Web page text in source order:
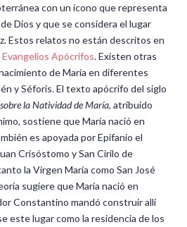
con un ícono que representa
Dios y que se considera el lugar
Estos relatos no están descritos en
Evangelios Apócrifos. Existen otras
de María en diferentes
y Séforis. El texto apócrifo del siglo
la Natividad de María, atribuido
sostiene que María nació en
es apoyada por Epifanio el
Crisóstomo y San Cirilo de
la Virgen María como San José
sugiere que María nació en
Constantino mandó construir allí
este lugar como la residencia de los